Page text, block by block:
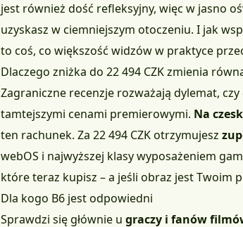
jest również dość refleksyjny, więc w jasno
uzyskasz w ciemniejszym otoczeniu. I jak
to coś, co większość widzów w praktyce
Dlaczego zniżka do 22 494 CZK zmienia
Zagraniczne recenzje rozważają dylemat, czy
tamtejszymi cenami premierowymi. Na
ten rachunek. Za 22 494 CZK otrzymujesz
webOS i najwyższej klasy wyposażeniem
które teraz kupisz – a jeśli obraz jest Twoim
Dla kogo B6 jest odpowiedni
Sprawdzi się głównie u graczy i fanów